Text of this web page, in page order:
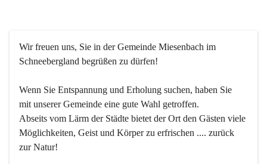
Wir freuen uns, Sie in der Gemeinde Miesenbach im
Schneebergland begrüßen zu dürfen!
Wenn Sie Entspannung und Erholung suchen, haben Sie
mit unserer Gemeinde eine gute Wahl getroffen.
Abseits vom Lärm der Städte bietet der Ort den Gästen viele
Möglichkeiten, Geist und Körper zu erfrischen .... zurück
zur Natur!